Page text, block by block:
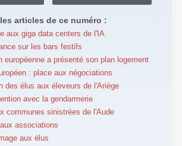
articles de ce numéro :
aux giga data centers de l'IA
sur les bars festifs
européenne a présenté son plan logement
: place aux négociations
des élus aux éleveurs de l'Ariège
avec la gendarmerie
communes sinistrées de l'Aude
associations
aux élus